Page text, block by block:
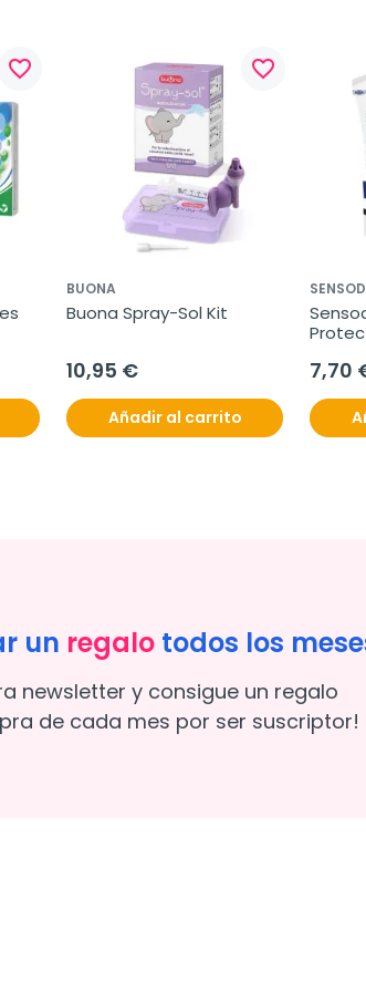
favorite_border favorite_border
BUONA
Buona Spray-Sol Kit
10,95 €
Añadir al carrito
7,70
un regalo todos los
newsletter y consigue un regalo
de cada mes por ser suscriptor!